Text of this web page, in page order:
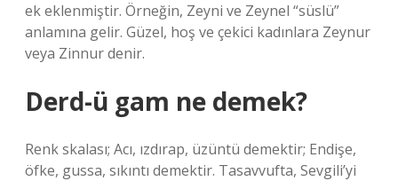
ek eklenmiştir. Örneğin, Zeyni ve Zeynel “süslü”
anlamına gelir. Güzel, hoş ve çekici kadınlara Zeynur
veya Zinnur denir.
Derd-ü gam ne demek?
Renk skalası; Acı, ızdırap, üzüntü demektir; Endişe,
öfke, gussa, sıkıntı demektir. Tasavvufta, Sevgili’yi